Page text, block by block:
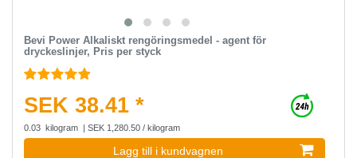
Bevi Power Alkaliskt rengöringsmedel - agent för
dryckeslinjer, Pris per styck
SEK 38.41 *
0.03 kilogram | SEK 1,280.50 / kilogram
Lagg till i kundvagnen